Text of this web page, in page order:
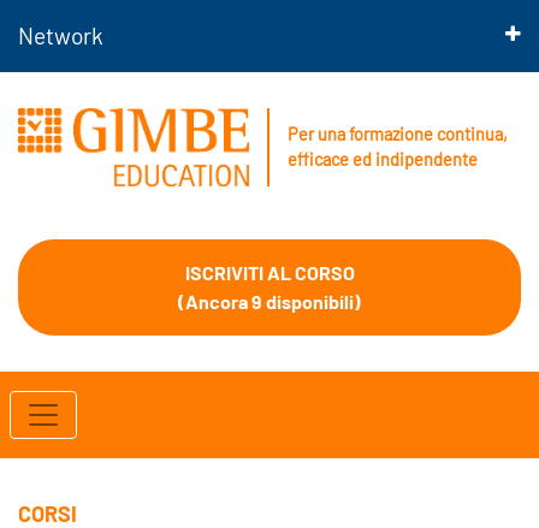
Network
Per una formazione continua,
efficace ed indipendente
ISCRIVITI AL CORSO
(Ancora 9 disponibili)
CORSI